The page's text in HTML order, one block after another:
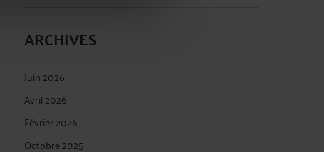
ARCHIVES
Juin 2026
Avril 2026
Février 2026
Octobre 2025